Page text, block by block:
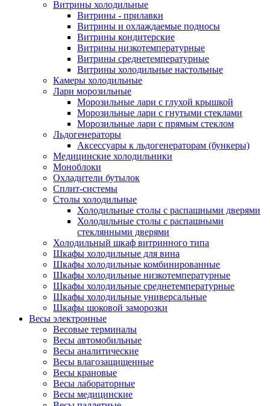
Витрины холодильные
Витрины - прилавки
Витрины и охлаждаемые подносы
Витрины кондитерские
Витрины низкотемпературные
Витрины среднетемпературные
Витрины холодильные настольные
Камеры холодильные
Лари морозильные
Морозильные лари с глухой крышкой
Морозильные лари с гнутыми стеклами
Морозильные лари с прямым стеклом
Льдогенераторы
Аксессуары к льдогенераторам (бункеры)
Медицинские холодильники
Моноблоки
Охладители бутылок
Сплит-системы
Столы холодильные
Холодильные столы с распашными дверями
Холодильные столы с распашными
стеклянными дверями
Холодильный шкаф витринного типа
Шкафы холодильные для вина
Шкафы холодильные комбинированные
Шкафы холодильные низкотемпературные
Шкафы холодильные среднетемпературные
Шкафы холодильные универсальные
Шкафы шоковой заморозки
Весы электронные
Весовые терминалы
Весы автомобильные
Весы аналитические
Весы влагозащищенные
Весы крановые
Весы лабораторные
Весы медицинские